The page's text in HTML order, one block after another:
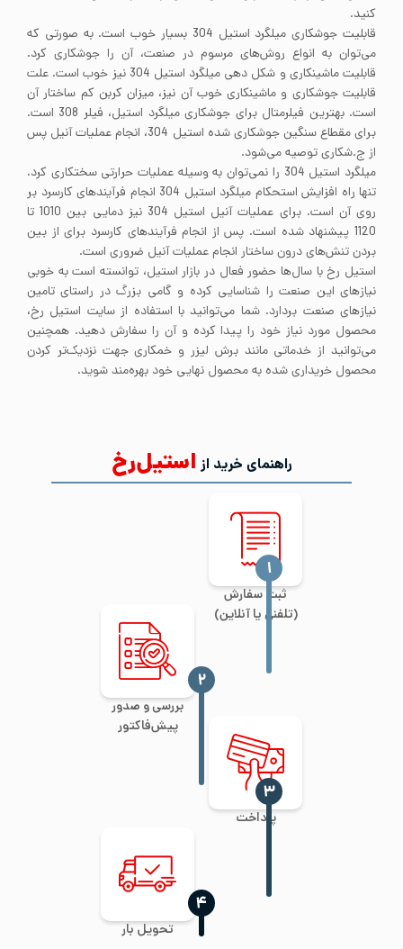
کنید.
قابلیت جوشکاری میلگرد استیل 304 بسیار خوب است. به صورتی که
می‌توان به انواع روش‌های مرسوم در صنعت، آن را جوشکاری کرد.
قابلیت ماشینکاری و شکل دهی میلگرد استیل 304 نیز خوب است. علت
قابلیت جوشکاری و ماشینکاری خوب آن نیز، میزان کربن کم ساختار آن
است. بهترین فیلرمتال برای جوشکاری میلگرد استیل، فیلر 308 است.
برای مقطاع سنگین جوشکاری شده استیل 304، انجام عملیات آنیل پس
از ج.شکاری توصیه می‌شود.
میلگرد استیل 304 را نمی‌توان به وسیله عملیات حرارتی سختکاری کرد.
تنها راه افزایش استحکام میلگرد استیل 304 انجام فرآیندهای کارسرد بر
روی آن است. برای عملیات آنیل استیل 304 نیز دمایی بین 1010 تا
1120 پیشنهاد شده است. پس از انجام فرآیندهای کارسرد برای از بین
بردن تنش‌های درون ساختار انجام عملیات آنیل ضروری است.
استیل رخ با سال‌ها حضور فعال در بازار استیل، توانسته است به خوبی
نیاز‌های این صنعت را شناسایی کرده و گامی بزرگ در راستای تامین
نیاز‌های صنعت بردارد. شما می‌توانید با استفاده از سایت استیل رخ،
محصول مورد نیاز خود را پیدا کرده و آن‌ را سفارش دهید. همچنین
می‌توانید از خدماتی مانند برش لیزر و خمکاری جهت نزدیک‌تر کردن
محصول خریداری شده به محصول نهایی خود بهره‌مند شوید.
راهنمای خرید از استیل‌رخ
ثبت سفارش
(تلفنی یا آنلاین)
‍۱
بررسی و صدور
پیش‌فاکتور
‍۲
پرداخت
‍۳
تحویل بار
‍۴